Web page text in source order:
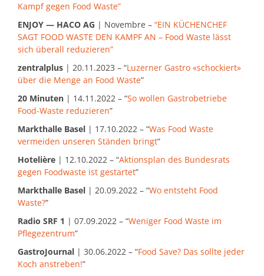
Kampf gegen Food Waste”
ENJOY — HACO AG | Novembre – “EIN KÜCHENCHEF
SAGT FOOD WASTE DEN KAMPF AN – Food Waste lässt
sich überall reduzieren”
zentralplus | 20.11.2023 – “Luzerner Gastro «schockiert»
über die Menge an Food Waste”
20 Minuten | 14.11.2022 – “So wollen Gastrobetriebe
Food-Waste reduzieren”
Markthalle Basel | 17.10.2022 – “Was Food Waste
vermeiden unseren Ständen bringt”
Hotelière | 12.10.2022 – “Aktionsplan des Bundesrats
gegen Foodwaste ist gestartet”
Markthalle Basel | 20.09.2022 – “Wo entsteht Food
Waste?”
Radio SRF 1 | 07.09.2022 – “Weniger Food Waste im
Pflegezentrum”
GastroJournal | 30.06.2022 – “Food Save? Das sollte jeder
Koch anstreben!”